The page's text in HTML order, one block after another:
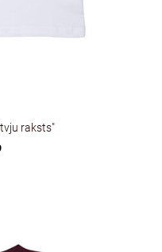
raksts"